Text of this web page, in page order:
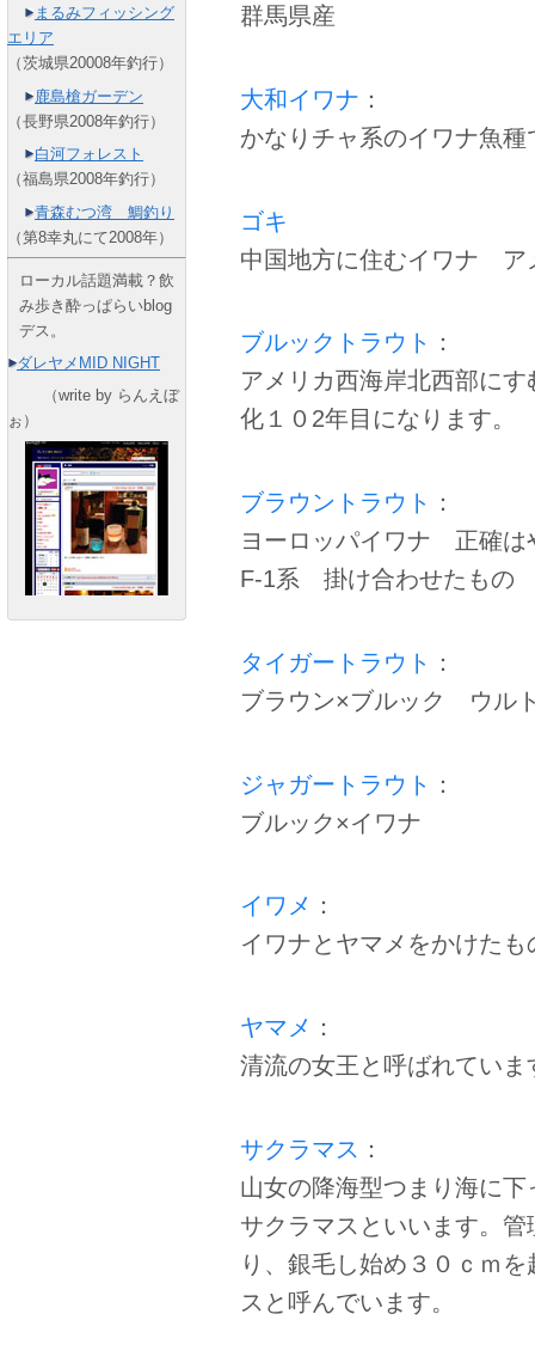
まるみフィッシング
エリア
（茨城県20008年釣行）
鹿島槍ガーデン
（長野県2008年釣行）
白河フォレスト
（福島県2008年釣行）
青森むつ湾 鯛釣り
（第8幸丸にて2008年）
ローカル話題満載？飲
み歩き酔っぱらいblog
デス。
ダレヤメMID NIGHT
（write by らんえぼ
ぉ）
群馬県産
大和イワナ ：
かなりチャ系のイワナ魚
ゴキ
中国地方に住むイワナ ア
ブルックトラウト
：
アメリカ西海岸北西部に
化１０2年目になります。
ブラウントラウト
：
ヨーロッパイワナ 正確は
F-1系 掛け合わせたもの
タイガートラウト
：
ブラウン×ブルック ウル
ジャガートラウト
：
ブルック×イワナ
イワメ ：
イワナとヤマメをかけたも
ヤマメ ：
清流の女王と呼ばれていま
サクラマス ：
山女の降海型つまり海に
サクラマスといいます。
り、銀毛し始め３０ｃｍ
スと呼んでいます。